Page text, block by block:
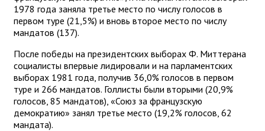
1978 года заняла третье место по числу голосов в
первом туре (21,5%) и вновь второе место по числу
мандатов (137).
После победы на президентских выборах Ф. Миттерана
социалисты впервые лидировали и на парламентских
выборах 1981 года, получив 36,0% голосов в первом
туре и 266 мандатов. Голлисты были вторыми (20,9%
голосов, 85 мандатов), «Союз за французскую
демократию» занял третье место (19,2% голосов, 62
мандата).